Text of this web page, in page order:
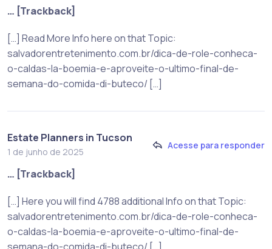
… [Trackback]
[…] Read More Info here on that Topic:
salvadorentretenimento.com.br/dica-de-role-conheca-
o-caldas-la-boemia-e-aproveite-o-ultimo-final-de-
semana-do-comida-di-buteco/ […]
Estate Planners in Tucson
1 de junho de 2025
Acesse para responder
… [Trackback]
[…] Here you will find 4788 additional Info on that Topic:
salvadorentretenimento.com.br/dica-de-role-conheca-
o-caldas-la-boemia-e-aproveite-o-ultimo-final-de-